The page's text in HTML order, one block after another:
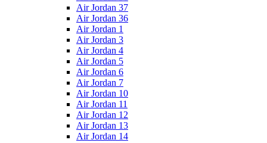
Air Jordan 37
Air Jordan 36
Air Jordan 1
Air Jordan 3
Air Jordan 4
Air Jordan 5
Air Jordan 6
Air Jordan 7
Air Jordan 10
Air Jordan 11
Air Jordan 12
Air Jordan 13
Air Jordan 14